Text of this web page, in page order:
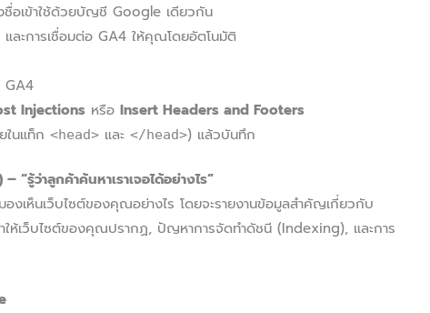
อเข้าใช้ด้วยบัญชี Google เดียวกัน
ละการเชื่อมต่อ GA4 ให้คุณโดยอัตโนมัติ
Injectionsหรือ Insert Headers and Footers
นแท็ก <head>และ </head>) แล้วบันทึก
รู้ว่าลูกค้าค้นหาเราเจอได้อย่างไร”
งเห็นเว็บไซต์ของคุณอย่างไร โดยจะรายงานข้อมูลสำคัญเกี่ยวกับ
ห้เว็บไซต์ของคุณปรากฏ, ปัญหาการจัดทำดัชนี (Indexing), และการ